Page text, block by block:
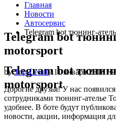
Главная
Новости
Автосервис
Telegram bot тюнинг-
Telegram bot
motorsport
Telegram bot
motorsport
byTop-Level/11 января 2018/
Дорогие друзья! У нас
сотрудниками тюнинг-ателье
удобнее. В боте будут
новости, акции, информация